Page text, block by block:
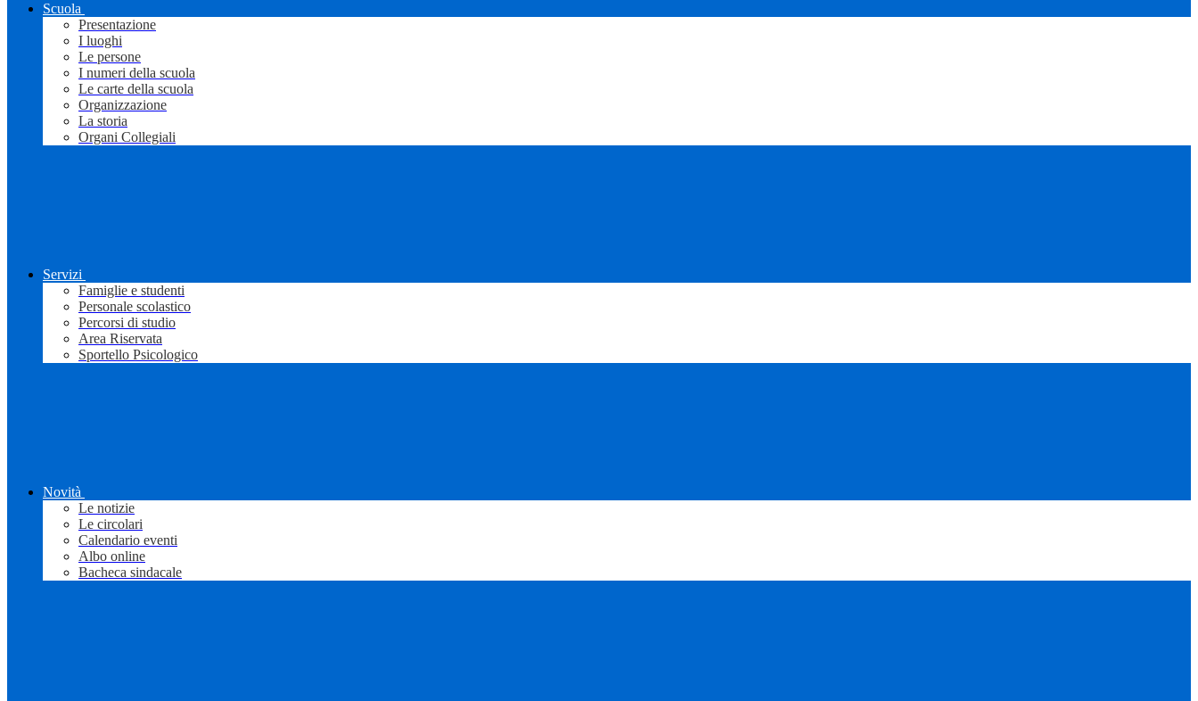
Scuola
Presentazione
I luoghi
Le persone
I numeri della scuola
Le carte della scuola
Organizzazione
La storia
Organi Collegiali
Servizi
Famiglie e studenti
Personale scolastico
Percorsi di studio
Area Riservata
Sportello Psicologico
Novità
Le notizie
Le circolari
Calendario eventi
Albo online
Bacheca sindacale